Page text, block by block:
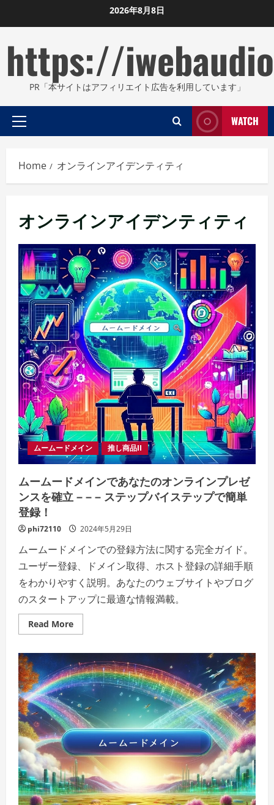
to
2026年8月8日
https://
PR「本サイトはアフィリエイト広告を利用しています」
Primary
WATCH
Home オンラインアイデンティティ
オンラインアイデンティティ
ムームードメイン 推し商品II
ムームードメインであなたのオンラインプレゼ
ンスを確立 – – – ステップバイステップで簡単
登録！
phi72110 2024年5月29日
ムームードメインでの登録方法に関する完全ガイド。
ユーザー登録、ドメイン取得、ホスト登録の詳細手順
をわかりやすく説明。あなたのウェブサイトやブログ
のスタートアップに最適な情報満載。
Read MoreRead
more
ム
ー
ド
メ
イ
ン
で
あ
な
た
の
オ
ン
ラ
イ
ン